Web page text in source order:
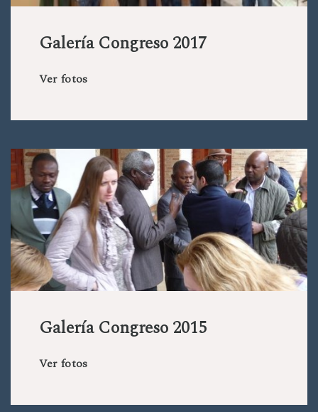
Galería Congreso 2017
Ver fotos
Galería Congreso 2015
Ver fotos